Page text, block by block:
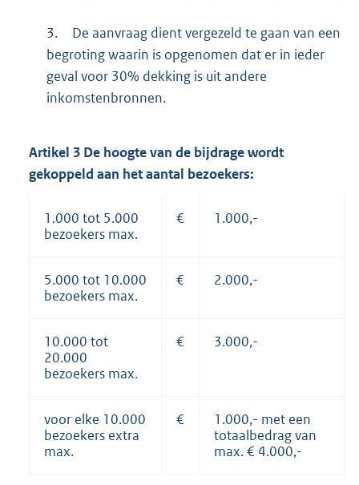
3.
De aanvraag dient vergezeld te gaan van een
begroting waarin is opgenomen dat er in ieder
geval voor 30% dekking is uit andere
inkomstenbronnen.
Artikel 3 De hoogte van de bijdrage wordt
gekoppeld aan het aantal bezoekers:
1.000 tot 5.000
bezoekers max.
€ 1.000,-
5.000 tot 10.000
bezoekers max.
€ 2.000,-
10.000 tot
20.000
bezoekers max.
€ 3.000,-
voor elke 10.000
bezoekers extra
max.
€
1.000,- met een
totaalbedrag van
max. € 4.000,-